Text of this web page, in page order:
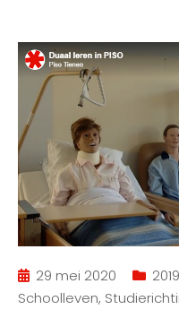
29 mei 2020
Schoolleven,